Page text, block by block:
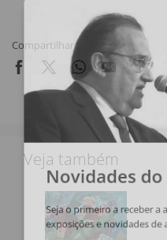
Compartilhar
Veja também
Novidades do
Seja o primeiro a receber a
exposições e novidades de